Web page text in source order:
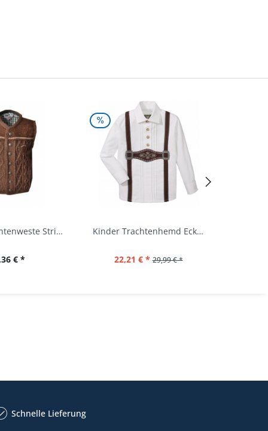
Kinder Trachtenweste Strickweste Schirmitz...
€ *
Kinder Trachtenhemd Eckersdorf weiß lang...
22,21 € * 29,99 € *
Schnelle Lieferung